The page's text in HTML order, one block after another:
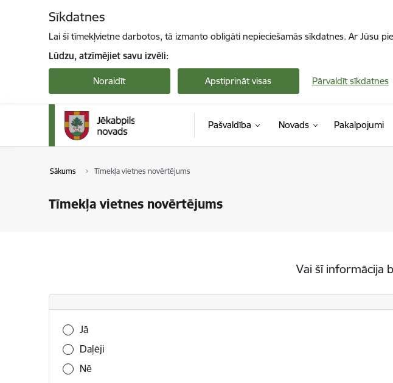
Sīkdatnes
Lai šī tīmekļvietne darbotos, tā izmanto obligāti nepieciešamās sīkdatnes. Ar Jūsu
Lūdzu, atzīmējiet savu izvēli:
Noraidīt Apstiprināt visas Pārvaldīt sīkdatnes
Pašvaldība Novads Pakalpojumi
Sākums Tīmekļa vietnes novērtējums
Tīmekļa vietnes novērtējums
Vai šī informācija
Vai šī informācija bija noderīga?
Jā
Daļēji
Nē